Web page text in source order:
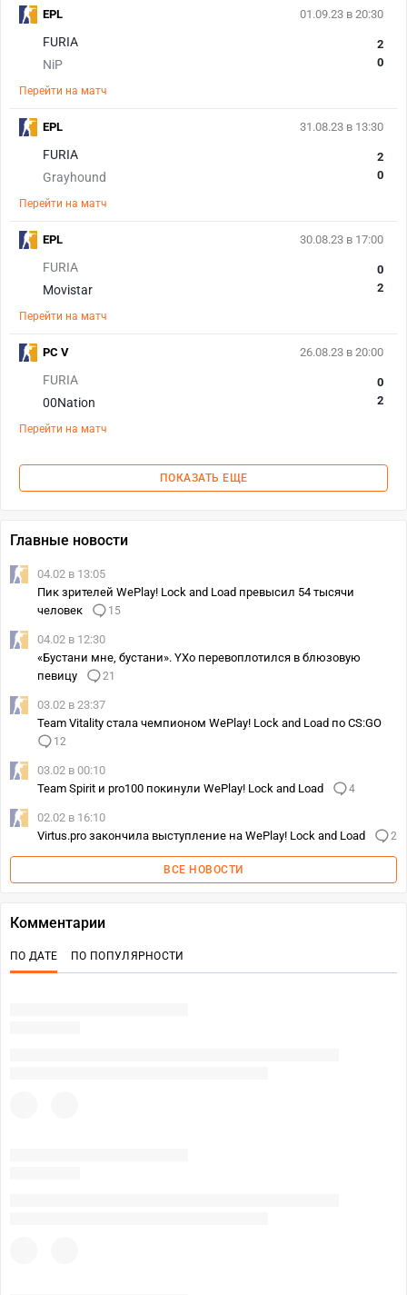
01.09.23 в 20:30
FURIA
NiP
2
0
Перейти на матч
EPL
31.08.23 в 13:30
FURIA
Grayhound
2
0
Перейти на матч
EPL
30.08.23 в 17:00
FURIA
Movistar
0
2
Перейти на матч
EPL
26.08.23 в 20:00
FURIA
00Nation
0
2
Перейти на матч
PC V
ПОКАЗАТЬ ЕЩЕ
Главные новости
04.02 в 13:05
Пик зрителей WePlay! Lock and Load превысил 54 тысячи
человек
15
04.02 в 12:30
«Бустани мне, бустани». YХо перевоплотился в блюзовую
певицу
21
03.02 в 23:37
Team Vitality стала чемпионом WePlay! Lock and Load по CS:GO
12
03.02 в 00:10
Team Spirit и pro100 покинули WePlay! Lock and Load
4
02.02 в 16:10
Virtus.pro закончила выступление на WePlay! Lock and Load
2
ВСЕ НОВОСТИ
Комментарии
ПО ДАТЕ ПО ПОПУЛЯРНОСТИ